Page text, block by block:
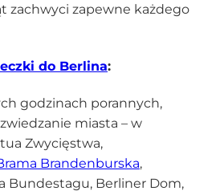
zachwyci zapewne każdego
do Berlina:
godzinach porannych,
miasta – w
Zwycięstwa,
Brandenburska,
Bundestagu, Berliner Dom,